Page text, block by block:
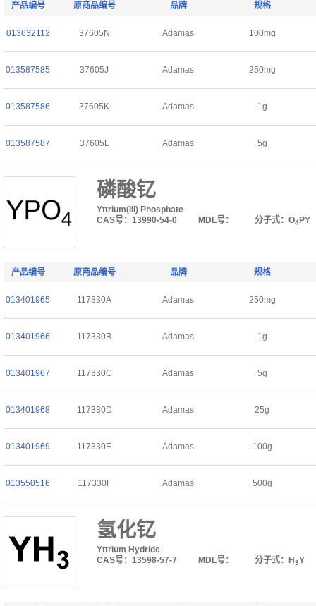
产品编号 原商品编号 品牌 规格
013632112 37605N Adamas 100mg
013587585 37605J Adamas 250mg
013587586 37605K Adamas 1g
013587587 37605L Adamas 5g
磷酸钇
Yttrium(III) Phosphate
CAS号：13990-54-0
MDL号： 分子式：O4PY
产品编号 原商品编号 品牌 规格
013401965 117330A Adamas 250mg
013401966 117330B Adamas 1g
013401967 117330C Adamas 5g
013401968 117330D Adamas 25g
013401969 117330E Adamas 100g
013550516 117330F Adamas 500g
氢化钇
Yttrium Hydride
CAS号：13598-57-7
MDL号： 分子式：H 3Y